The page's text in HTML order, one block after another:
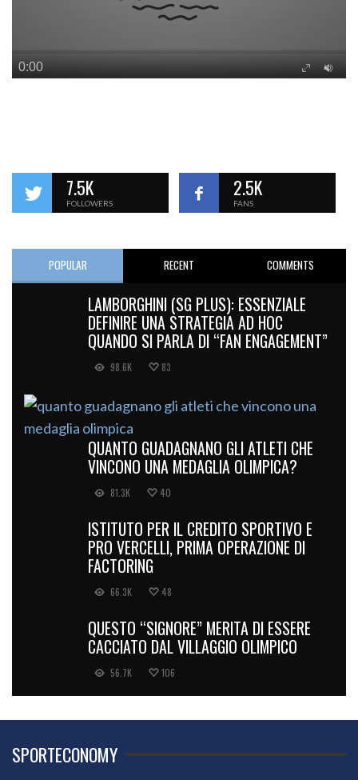
7.5K
FOLLOWERS
2.5K
FANS
POPULAR RECENT COMMENTS
LAMBORGHINI (SG PLUS): ESSENZIALE
DEFINIRE UNA STRATEGIA AD HOC
QUANDO SI PARLA DI “FAN ENGAGEMENT”
98.6K 83
QUANTO GUADAGNANO GLI ATLETI CHE
VINCONO UNA MEDAGLIA OLIMPICA?
81.3K 40
ISTITUTO PER IL CREDITO SPORTIVO E
PRO VERCELLI, PRIMA OPERAZIONE DI
FACTORING
66.3K 48
QUESTO “SIGNORE” MERITA DI ESSERE
CACCIATO DAL VILLAGGIO OLIMPICO
56.7K 106
SPORTECONOMY